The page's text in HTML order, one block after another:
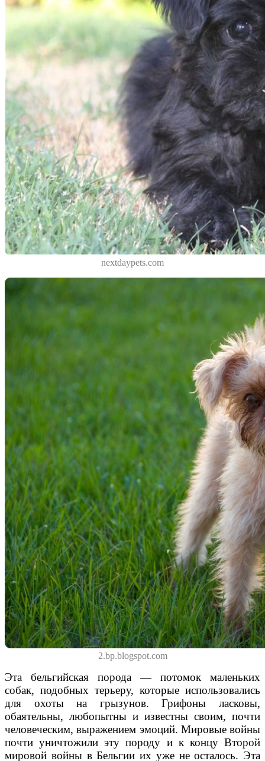
nextdaypets.com
2.bp.blogspot.com
Эта бельгийская порода — потомок маленьких
собак, подобных терьеру, которые использовались
для охоты на грызунов.Грифоны ласковы,
обаятельны, любопытны и известны своим, почти
человеческим, выражением эмоций. Мировые войны
почти уничтожили эту породу и к концу Второй
мировой войны в Бельгии их уже не осталось. Эта